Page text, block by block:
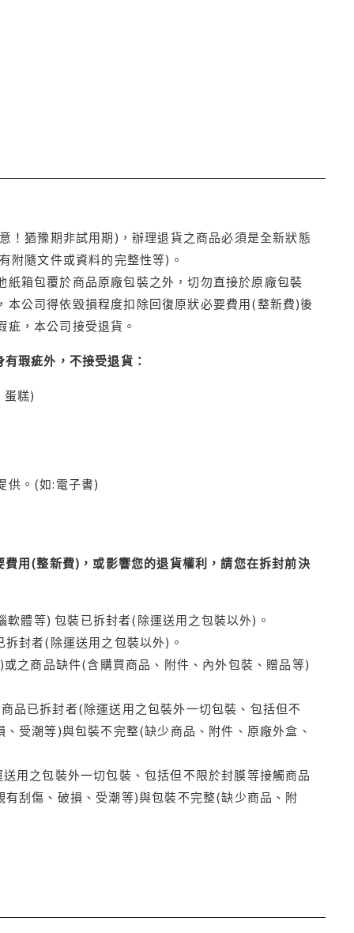
！猶豫期非試用期)，辦理退貨之商品必須是全新狀態
附隨文件或資料的完整性等)。
箱包覆於商品原廠包裝之外，切勿直接於原廠包裝
公司得依毀損程度扣除回復原狀必要費用(整新費)後
，本公司接受退貨。
瑕疵外，不接受退貨：
蛋糕)
供。(如:電子書)
用(整新費)，或影響您的退貨權利，請您在拆封前決
體等) 包裝已拆封者(除運送用之包裝以外)。
封者(除運送用之包裝以外)。
之商品缺件(含購買商品、附件、內外包裝、贈品等)
品已拆封者(除運送用之包裝外一切包裝、包括但不
受潮等)與包裝不完整(缺少商品、附件、原廠外盒、
用之包裝外一切包裝、包括但不限於封膜等接觸商品
刮傷、破損、受潮等)與包裝不完整(缺少商品、附